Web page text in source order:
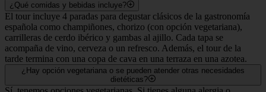
¿Qué comidas y bebidas incluye?
El tour incluye 4 paradas para degustar clásicos de la gastronomía
española como champiñones, chorizo (con opción vegetariana),
carrilleras de cerdo ibérico y gambas al ajillo. Cada tapa se
acompaña de vino, cerveza o un refresco. Además, el tour de la
tarde termina con una copa de cava en una terraza en una azotea.
¿Hay opción vegetariana o se pueden atender otras necesidades
dietéticas?